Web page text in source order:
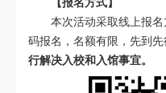
本次活动采取线上报
码报名，名额有限，先到先
行解决入校和入馆事宜。